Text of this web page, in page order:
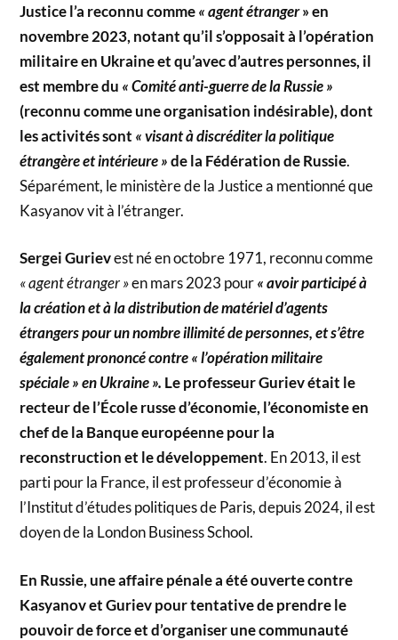
Justice l’a reconnu comme« agent étranger» en
novembre 2023, notant qu’il s’opposait à l’opération
militaire en Ukraine et qu’avec d’autres personnes, il
est membre du « Comité anti-guerre de la Russie »
(reconnu comme une organisation indésirable), dont
les activités sont « visant à discréditer la politique
étrangère et intérieure »de la Fédération de Russie.
Séparément, le ministère de la Justice a mentionné que
Kasyanov vit à l’étranger.
Sergei Gurievest né en octobre 1971, reconnu comme
« agent étranger »en mars 2023 pour« avoir participé à
la création et à la distribution de matériel d’agents
étrangers pour un nombre illimité de personnes, et s’être
également prononcé contre « l’opération militaire
spéciale » en Ukraine ». Le professeur Guriev était le
recteur de l’École russe d’économie, l’économiste en
chef de la Banque européenne pour la
reconstruction et le développement. En 2013, il est
parti pour la France, il est professeur d’économie à
l’Institut d’études politiques de Paris, depuis 2024, il est
doyen de la London Business School.
En Russie, une affaire pénale a été ouverte contre
Kasyanov et Guriev pour tentative de prendre le
pouvoir de force et d’organiser une communauté